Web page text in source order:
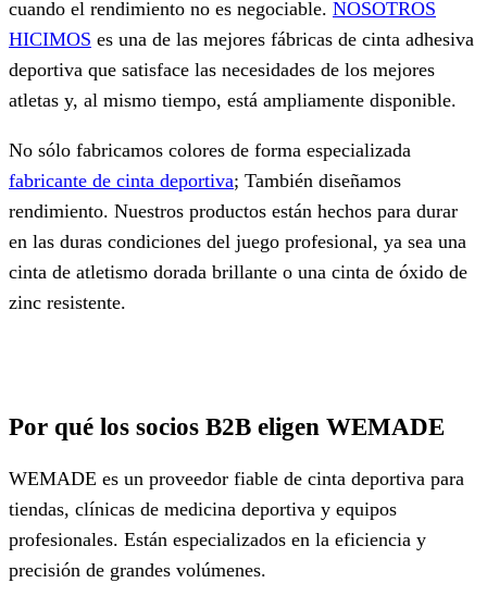
cuando el rendimiento no es negociable. NOSOTROS
HICIMOS es una de las mejores fábricas de cinta adhesiva
deportiva que satisface las necesidades de los mejores
atletas y, al mismo tiempo, está ampliamente disponible.
No sólo fabricamos colores de forma especializada
fabricante de cinta deportiva; También diseñamos
rendimiento. Nuestros productos están hechos para durar
en las duras condiciones del juego profesional, ya sea una
cinta de atletismo dorada brillante o una cinta de óxido de
zinc resistente.
Por qué los socios B2B eligen WEMADE
WEMADE es un proveedor fiable de cinta deportiva para
tiendas, clínicas de medicina deportiva y equipos
profesionales. Están especializados en la eficiencia y
precisión de grandes volúmenes.